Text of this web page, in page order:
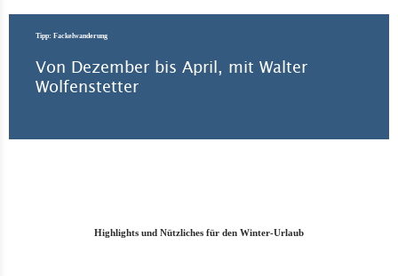
Tipp: Fackelwanderung
Von Dezember bis April, mit Walter
Wolfenstetter
Highlights und Nützliches für den Winter-Urlaub